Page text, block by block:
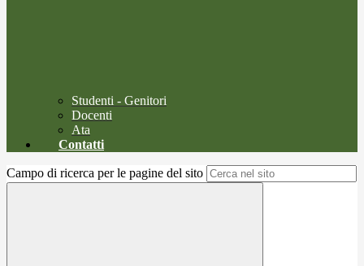
Studenti - Genitori
Docenti
Ata
Contatti
Campo di ricerca per le pagine del sito